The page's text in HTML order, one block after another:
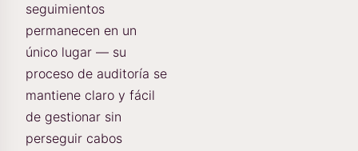
seguimientos
permanecen en un
único lugar — su
proceso de auditoría se
mantiene claro y fácil
de gestionar sin
perseguir cabos